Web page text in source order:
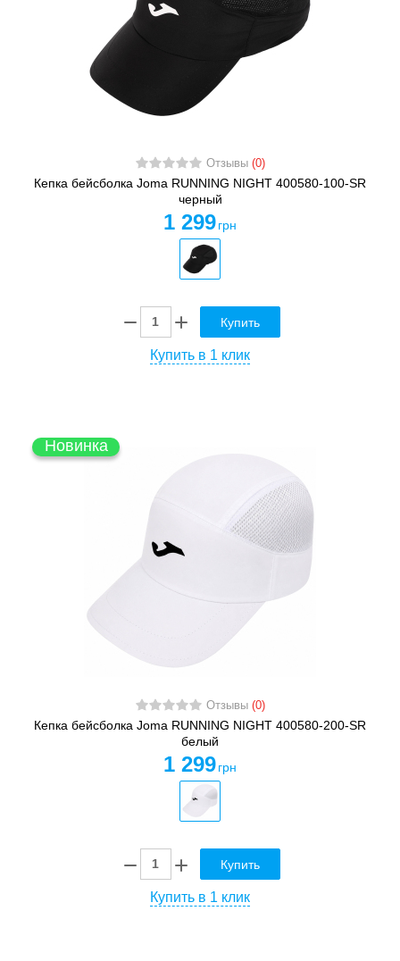
Отзывы (0)
Кепка бейсболка Joma RUNNING NIGHT 400580-100-SR
черный
1 299 грн
Купить
Купить в 1 клик
Новинка
Отзывы (0)
Кепка бейсболка Joma RUNNING NIGHT 400580-200-SR
белый
1 299 грн
Купить
Купить в 1 клик